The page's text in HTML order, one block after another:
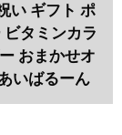
い ギフト ポ
タミンカラ
おまかせオ
いばるーん